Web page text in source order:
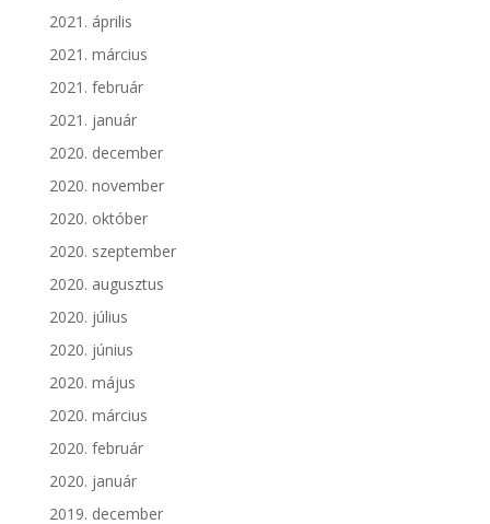
2021. április
2021. március
2021. február
2021. január
2020. december
2020. november
2020. október
2020. szeptember
2020. augusztus
2020. július
2020. június
2020. május
2020. március
2020. február
2020. január
2019. december